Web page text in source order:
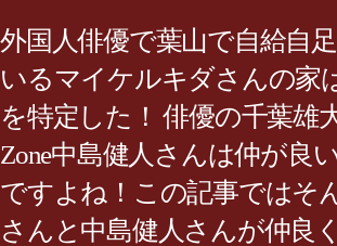
外国人俳優で葉山で自給自
いるマイケルキダさんの家
を特定した！ 俳優の千葉雄
Zone中島健人さんは仲が良
ですよね！この記事ではそ
さんと中島健人さんが仲良